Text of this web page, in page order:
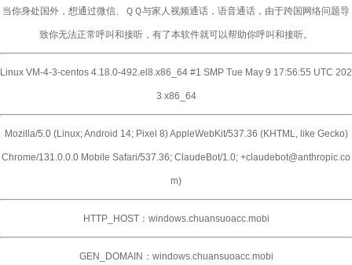
当你身处国外，想通过微信、ＱＱ与家人视频通话，语音通话，由于跨国网络问题导
致你无法正常呼叫和接听，有了本软件就可以帮助你呼叫和接听。
Linux VM-4-3-centos 4.18.0-492.el8.x86_64 #1 SMP Tue May 9 17:56:55 UTC 202
3 x86_64
Mozilla/5.0 (Linux; Android 14; Pixel 8) AppleWebKit/537.36 (KHTML, like Gecko)
Chrome/131.0.0.0 Mobile Safari/537.36; ClaudeBot/1.0; +claudebot@anthropic.co
m)
HTTP_HOST：windows.chuansuoacc.mobi
GEN_DOMAIN：windows.chuansuoacc.mobi